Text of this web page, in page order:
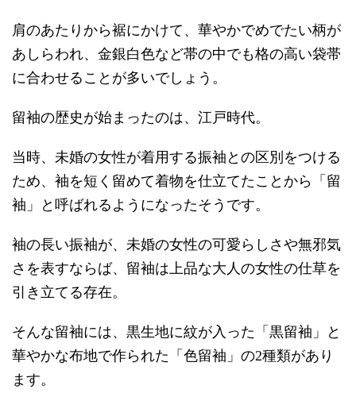
肩のあたりから裾にかけて、華やかでめでたい柄が
あしらわれ、金銀白色など帯の中でも格の高い袋帯
に合わせることが多いでしょう。
留袖の歴史が始まったのは、江戸時代。
当時、未婚の女性が着用する振袖との区別をつける
ため、袖を短く留めて着物を仕立てたことから「留
袖」と呼ばれるようになったそうです。
袖の長い振袖が、未婚の女性の可愛らしさや無邪気
さを表すならば、留袖は上品な大人の女性の仕草を
引き立てる存在。
そんな留袖には、黒生地に紋が入った「黒留袖」と
華やかな布地で作られた「色留袖」の2種類があり
ます。